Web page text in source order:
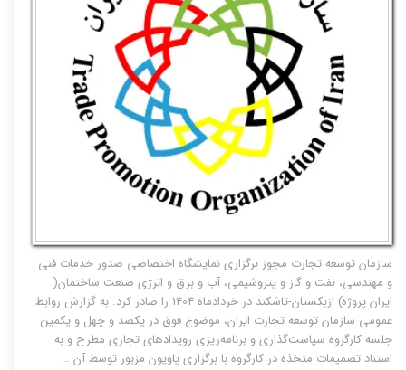
سازمان توسعه تجارت مجوز برگزاری نمایشگاه اختصاصی صدور خدمات فنی
و مهندسی، نفت و گاز و پتروشیمی، آب و برق و انرژی صنعت ساختمان(
ایران پروژه) ازبکستان-تاشکند در خردادماه 1404 را صادر کرد. به گزارش روابط
عمومی سازمان توسعه تجارت ایران، موضوع فوق در یکصد و چهل و یکمین
جلسه کارگروه سیاست‌گذاری و برنامه‌ریزی رویدادهای تجاری مطرح و به
استناد تصمیمات متخذه در کارگروه با برگزاری پاویون مزبور توسط آن …